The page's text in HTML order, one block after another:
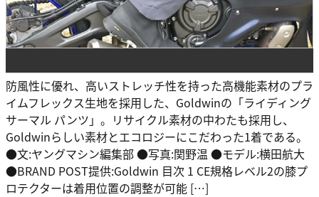
防風性に優れ、高いストレッチ性を持った高機能素材のプラ
イムフレックス生地を採用した、Goldwinの「ライディング
サーマル パンツ」。リサイクル素材の中わたも採用し、
Goldwinらしい素材とエコロジーにこだわった1着である。
●文:ヤングマシン編集部 ●写真:関野温 ●モデル:横田航大
●BRAND POST提供:Goldwin 目次 1 CE規格レベル2の膝プ
ロテクターは着用位置の調整が可能 […]